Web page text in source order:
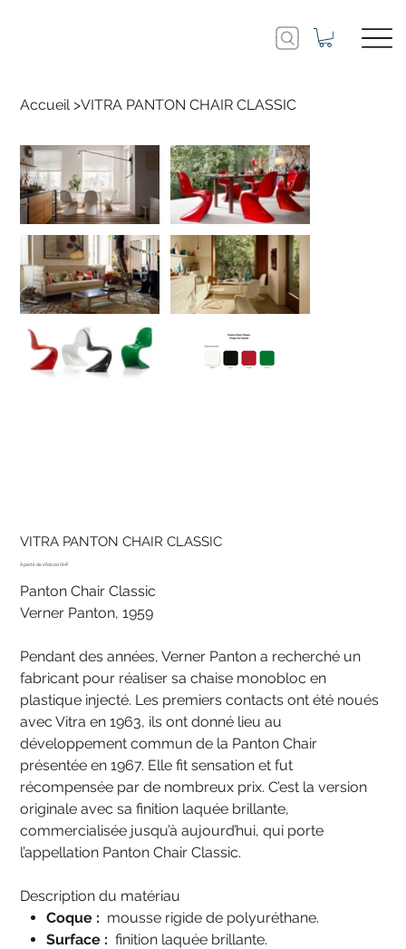
Accueil >VITRA PANTON CHAIR CLASSIC
VITRA PANTON CHAIR CLASSIC
Prix 1'610.00 CHF
Panton Chair Classic
Verner Panton, 1959
Pendant des années, Verner Panton a recherché un
fabricant pour réaliser sa chaise monobloc en
plastique injecté. Les premiers contacts ont été noués
avec Vitra en 1963, ils ont donné lieu au
développement commun de la Panton Chair
présentée en 1967. Elle fit sensation et fut
récompensée par de nombreux prix. C’est la version
originale avec sa finition laquée brillante,
commercialisée jusqu’à aujourd’hui, qui porte
l’appellation Panton Chair Classic.
Description du matériau
Coque : mousse rigide de polyuréthane.
Surface : finition laquée brillante.